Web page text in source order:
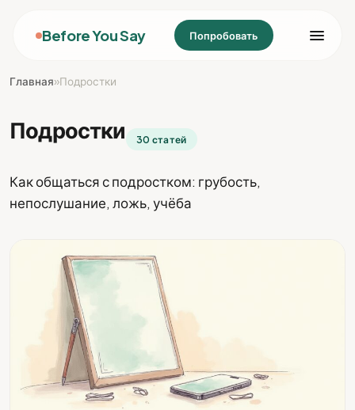
Before You Say Попробовать
Главная»Подростки
Подростки 30 статей
Как общаться с подростком: грубость,
непослушание, ложь, учёба